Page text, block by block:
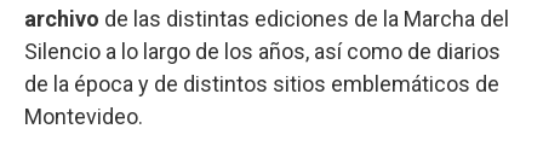
archivo de las distintas ediciones de la Marcha del
Silencio a lo largo de los años, así como de diarios
de la época y de distintos sitios emblemáticos de
Montevideo.